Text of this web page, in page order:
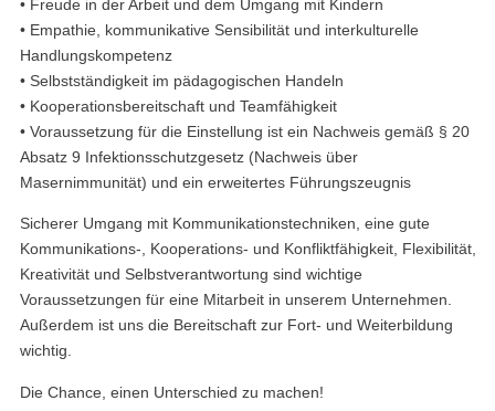
• Freude in der Arbeit und dem Umgang mit Kindern
• Empathie, kommunikative Sensibilität und interkulturelle
Handlungskompetenz
• Selbstständigkeit im pädagogischen Handeln
• Kooperationsbereitschaft und Teamfähigkeit
• Voraussetzung für die Einstellung ist ein Nachweis gemäß § 20
Absatz 9 Infektionsschutzgesetz (Nachweis über
Masernimmunität) und ein erweitertes Führungszeugnis
Sicherer Umgang mit Kommunikationstechniken, eine gute
Kommunikations-, Kooperations- und Konfliktfähigkeit, Flexibilität,
Kreativität und Selbstverantwortung sind wichtige
Voraussetzungen für eine Mitarbeit in unserem Unternehmen.
Außerdem ist uns die Bereitschaft zur Fort- und Weiterbildung
wichtig.
Die Chance, einen Unterschied zu machen!